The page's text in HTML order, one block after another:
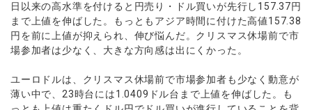
Tiếng Việt
日以来の高水準を付けると円売り・ドル買いが先行し157.37円
まで上値を伸ばした。もっともアジア時間に付けた高値157.38
円を前に上値が抑えられ、伸び悩んだ。クリスマス休場前で市
場参加者は少なく、大きな方向感は出にくかった。
ユーロドルは、クリスマス休場前で市場参加者も少なく動意が
薄い中で、23時台には1.0409ドル台まで上値を伸ばした。も